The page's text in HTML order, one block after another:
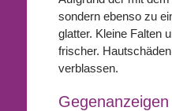
sondern ebenso zu
glatter. Kleine Falten
frischer.
verblassen.
Gegenanzeigen